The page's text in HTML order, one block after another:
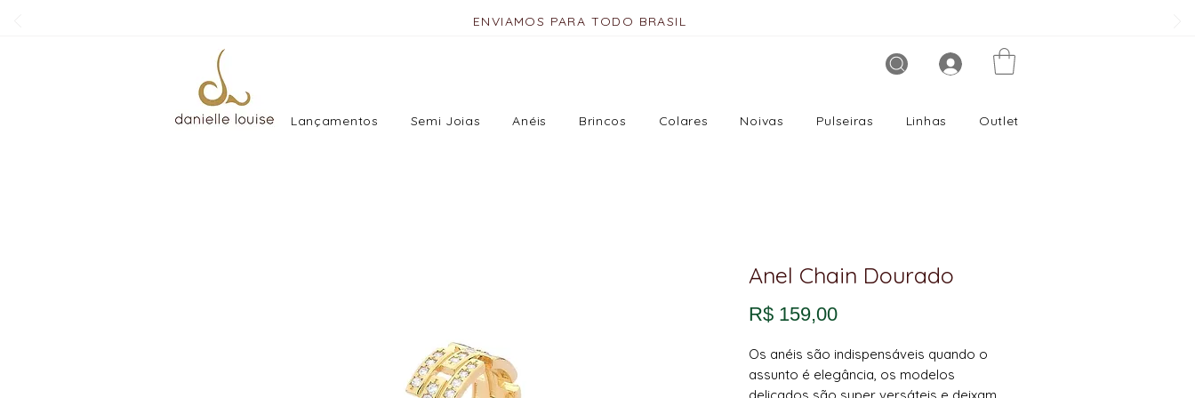
ENVIAMOS PARA TODO BRASIL
Lançamentos Semi Joias Anéis Brincos Colares Noivas Pulseiras Linhas Outlet
Anel Chain Dourado
R$ 159,00Preço
Os anéis são indispensáveis quando o
assunto é elegância, os modelos